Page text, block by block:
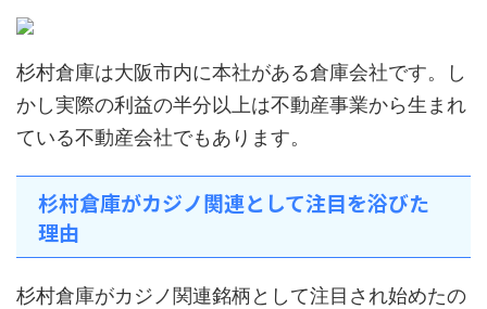
杉村倉庫は大阪市内に本社がある倉庫会社です。し
かし実際の利益の半分以上は不動産事業から生まれ
ている不動産会社でもあります。
杉村倉庫がカジノ関連として注目を浴びた
理由
杉村倉庫がカジノ関連銘柄として注目され始めたの